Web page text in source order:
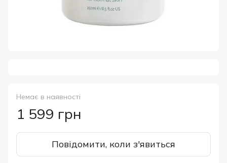
Немає в наявності
1 599 грн
Повідомити, коли з'явиться